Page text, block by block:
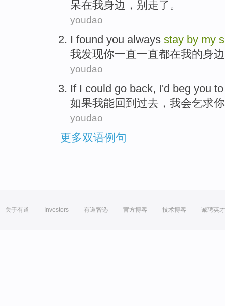
呆在我身边 ， 别 走了。
youdao
I found you always stay by my
我发现你一直一直都在我的身边
youdao
If I could go back, I'd beg you
如果我能回到 过去， 我会乞求你
youdao
更多双语例句
关于有道 Investors 有道智选 官方博客 技术博客 诚聘英才